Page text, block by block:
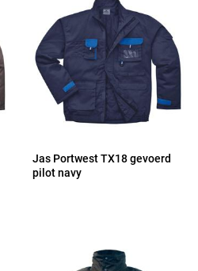
Jas Portwest TX18 gevoerd
pilot navy